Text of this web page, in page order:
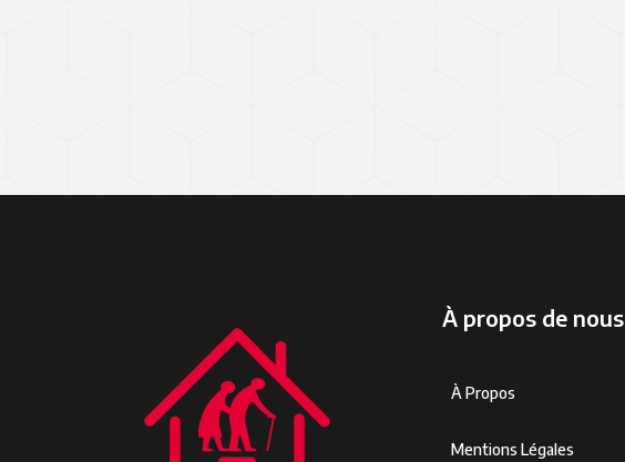
À propos de nous
À Propos
Mentions Légales